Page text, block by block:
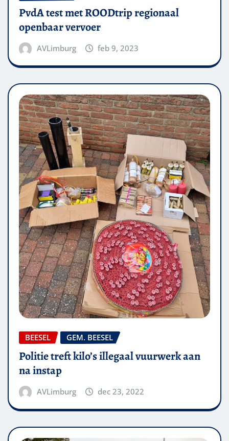
PvdA test met ROODtrip regionaal
openbaar vervoer
AVLimburg feb 9, 2023
BEESEL GEM. BEESEL
Politie treft kilo’s illegaal vuurwerk aan
na instap
AVLimburg dec 23, 2022